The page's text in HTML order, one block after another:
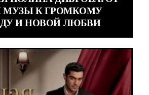
К ГРОМКОМУ
И НОВОЙ ЛЮБВИ